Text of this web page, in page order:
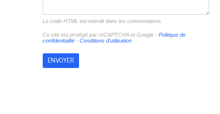
Le code HTML est interdit dans les commentaires
Ce site est protégé par reCAPTCHA et Google - Politique de
confidentialité- Conditions d'utilisation